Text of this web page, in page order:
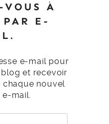
À
E-
e-mail pour
et recevoir
chaque nouvel
mail.